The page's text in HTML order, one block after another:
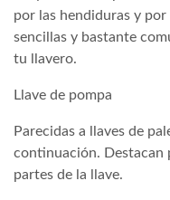
por las hendiduras y
sencillas y bastante
tu llavero.
Llave de pompa
Parecidas a llaves de
continuación. Destacan
partes de la llave.